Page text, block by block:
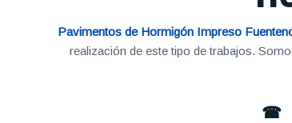
Pavimentos de Hormigón Impreso
realización de este tipo de trabajos.
☎